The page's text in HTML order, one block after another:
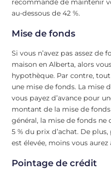
recommandé de maintenir
au-dessous de 42 %.
Mise de fonds
Si vous n’avez pas assez de
maison en Alberta, alors
hypothèque. Par contre,
une mise de fonds. La mise
vous payez d’avance pour
montant de la mise de
général, la mise de fonds ne
5 % du prix d’achat. De
est élevée, moins vous aurez
Pointage de crédit